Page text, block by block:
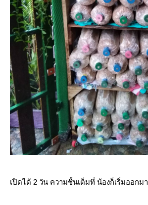
เปิดได้ 2 วัน ความชื้นเต็มที่ น้องก็เริ่มออกมา